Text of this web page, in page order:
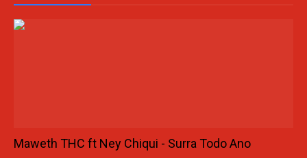
Maweth THC ft Ney Chiqui - Surra Todo Ano